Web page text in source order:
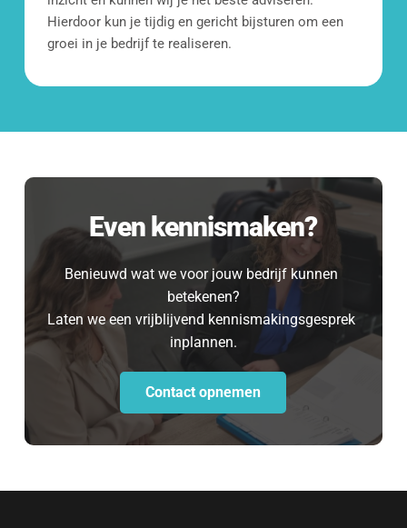
Hierdoor kun je tijdig en gericht bijsturen om een
groei in je bedrijf te realiseren.
Even kennismaken?
Benieuwd wat we voor jouw bedrijf kunnen
betekenen?
Laten we een vrijblijvend kennismakingsgesprek
inplannen.
Contact opnemen